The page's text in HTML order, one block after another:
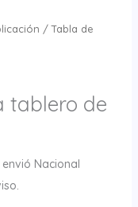
/ Tabla de
tablero de
Nacional